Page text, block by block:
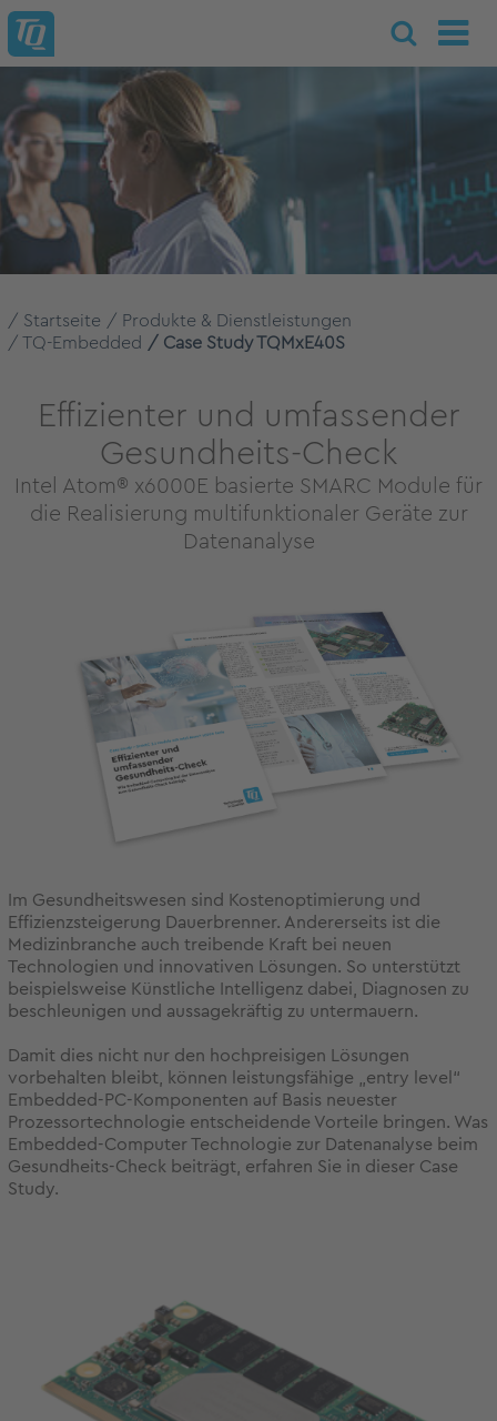
Startseite
Produkte & Dienstleistungen
TQ-Embedded
Case Study TQMxE40S
Effizienter und umfassender
Gesundheits-Check
Intel Atom® x6000E basierte SMARC Module für
die Realisierung multifunktionaler Geräte zur
Datenanalyse
Im Gesundheitswesen sind Kostenoptimierung und
Effizienzsteigerung Dauerbrenner. Andererseits ist die
Medizinbranche auch treibende Kraft bei neuen
Technologien und innovativen Lösungen. So unterstützt
beispielsweise Künstliche Intelligenz dabei, Diagnosen zu
beschleunigen und aussagekräftig zu untermauern.
Damit dies nicht nur den hochpreisigen Lösungen
vorbehalten bleibt, können leistungsfähige „entry level“
Embedded-PC-Komponenten auf Basis neuester
Prozessortechnologie entscheidende Vorteile bringen. Was
Embedded-Computer Technologie zur Datenanalyse beim
Gesundheits-Check beiträgt, erfahren Sie in dieser Case
Study.